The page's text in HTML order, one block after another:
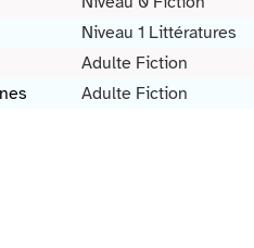
Niveau 1 Littératures
Adulte Fiction
Adulte Fiction